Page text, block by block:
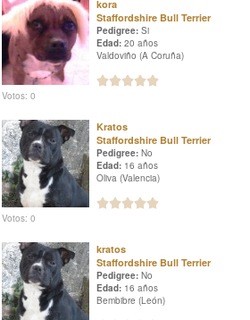
kora
Staffordshire Bull Terrier
Pedigree: Si
Edad: 20 años
Valdoviño (A Coruña)
Votos: 0
Kratos
Staffordshire Bull Terrier
Pedigree: No
Edad: 16 años
Oliva (Valencia)
Votos: 0
kratos
Staffordshire Bull Terrier
Pedigree: No
Edad: 16 años
Bembibre (León)